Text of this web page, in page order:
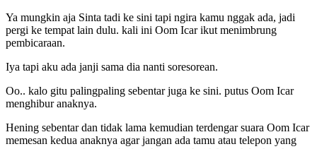
Ya mungkin aja Sinta tadi ke sini tapi ngira kamu nggak ada, jadi
pergi ke tempat lain dulu. kali ini Oom Icar ikut menimbrung
pembicaraan.
Iya tapi aku ada janji sama dia nanti soresorean.
Oo.. kalo gitu palingpaling sebentar juga ke sini. putus Oom Icar
menghibur anaknya.
Hening sebentar dan tidak lama kemudian terdengar suara Oom Icar
memesan kedua anaknya agar jangan ada tamu atau telepon yang